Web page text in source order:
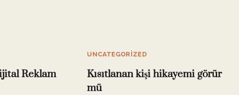
Reklam
UNCATEGORIZED
Kısıtlanan kişi hikayemi görür
mü